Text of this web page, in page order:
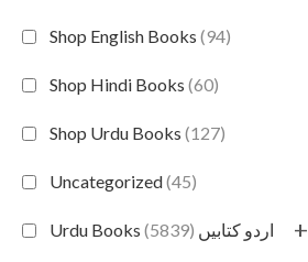
Shop English Books (94)
Shop Hindi Books (60)
Shop Urdu Books (127)
Uncategorized(45)
Urdu Books اردو کتابیں (5839) +